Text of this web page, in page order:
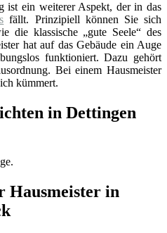
ist ein weiterer Aspekt, der in das
fällt. Prinzipiell können Sie sich
die klassische „gute Seele“ des
hat auf das Gebäude ein Auge
funktioniert. Dazu gehört
Bei einem Hausmeister
kümmert.
in Dettingen
Hausmeister in